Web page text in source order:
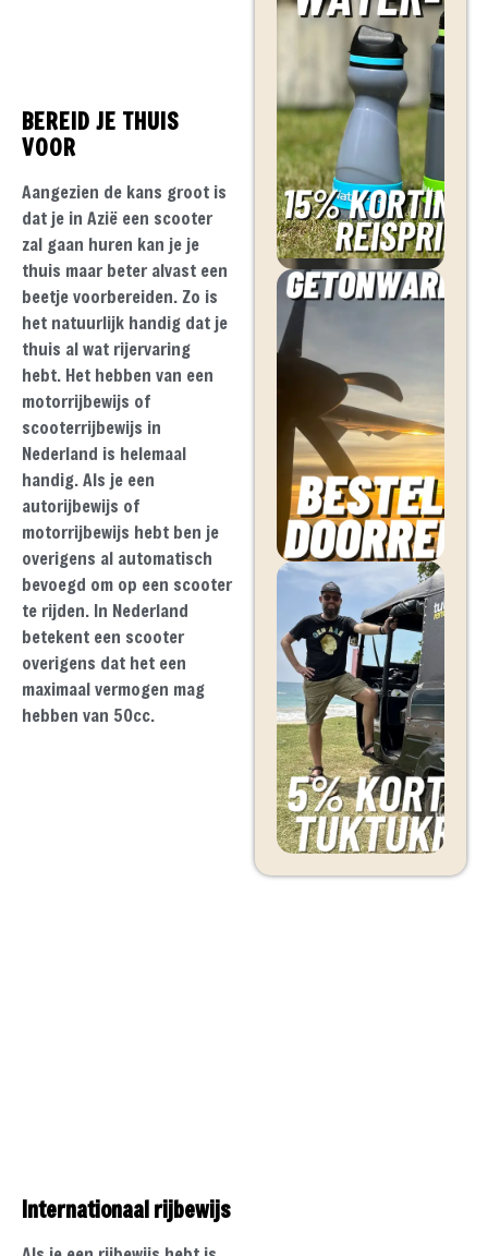
BEREID JE THUIS
VOOR
Aangezien de kans groot is
dat je in Azië een scooter
zal gaan huren kan je je
thuis maar beter alvast een
beetje voorbereiden. Zo is
het natuurlijk handig dat je
thuis al wat rijervaring
hebt. Het hebben van een
motorrijbewijs of
scooterrijbewijs in
Nederland is helemaal
handig. Als je een
autorijbewijs of
motorrijbewijs hebt ben je
overigens al automatisch
bevoegd om op een scooter
te rijden. In Nederland
betekent een scooter
overigens dat het een
maximaal vermogen mag
hebben van 50cc.
Internationaal rijbewijs